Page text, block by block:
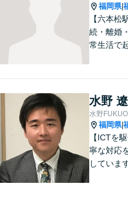
福岡県|
【六本松
続・離婚
常生活で
決への大
す。 些細
にご相談
水野 遼
水野
福岡県|
【ICTを
寧な対応
していま